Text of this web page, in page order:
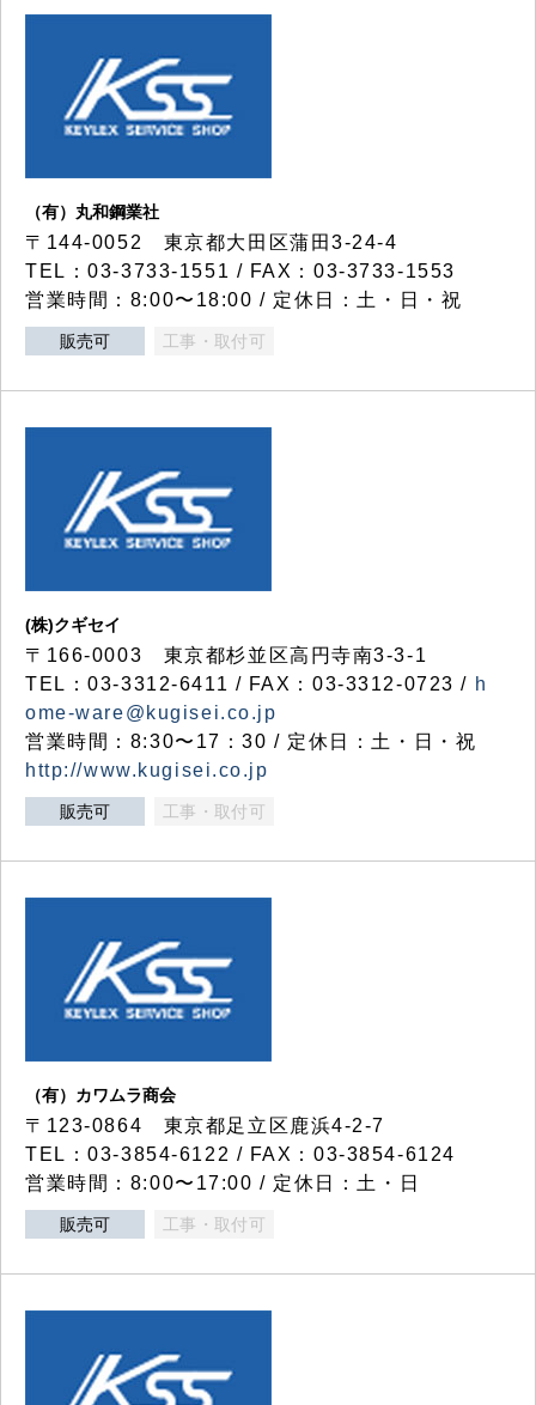
（有）丸和鋼業社
〒144-0052 東京都大田区蒲田3-24-4
TEL：03-3733-1551 / FAX：03-3733-1553
営業時間：8:00〜18:00 / 定休日：土・日・祝
販売可 工事・取付可
(株)クギセイ
〒166-0003 東京都杉並区高円寺南3-3-1
TEL：03-3312-6411 / FAX：03-3312-0723 / h
ome-ware@kugisei.co.jp
営業時間：8:30〜17：30 / 定休日：土・日・祝
http://www.kugisei.co.jp
販売可 工事・取付可
（有）カワムラ商会
〒123-0864 東京都足立区鹿浜4-2-7
TEL：03-3854-6122 / FAX：03-3854-6124
営業時間：8:00〜17:00 / 定休日：土・日
販売可 工事・取付可